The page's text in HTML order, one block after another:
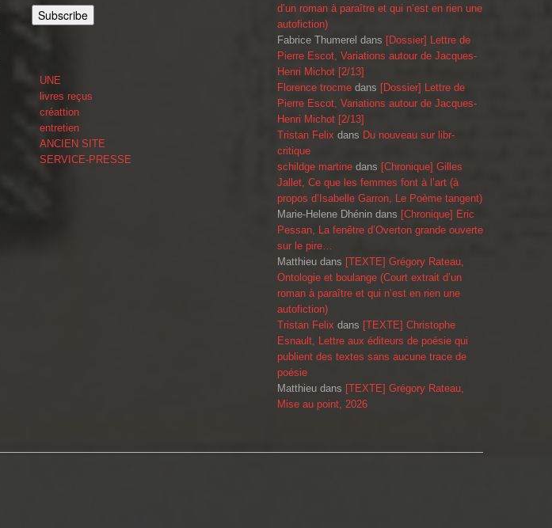
UNE
livres reçus
créattion
entretien
ANCIEN SITE
SERVICE-PRESSE
d’un roman à paraître et qui n’est en rien une
autofiction)
Fabrice Thumerel dans [Dossier] Lettre de
Pierre Escot, Variations autour de Jacques-
Henri Michot [2/13]
Florence trocme dans [Dossier] Lettre de
Pierre Escot, Variations autour de Jacques-
Henri Michot [2/13]
Tristan Felix dans Du nouveau sur libr-
critique
schildge martine dans [Chronique] Gilles
Jallet, Ce que les femmes font à l’art (à
propos d’Isabelle Garron, Le Poème tangent)
Marie-Helene Dhénin dans [Chronique] Eric
Pessan, La fenêtre d’Overton grande ouverte
sur le pire…
Matthieu dans [TEXTE] Grégory Rateau,
Ontologie et boulange (Court extrait d’un
roman à paraître et qui n’est en rien une
autofiction)
Tristan Felix dans [TEXTE] Christophe
Esnault, Lettre aux éditeurs de poésie qui
publient des textes sans aucune trace de
poésie
Matthieu dans [TEXTE] Grégory Rateau,
Mise au point, 2026